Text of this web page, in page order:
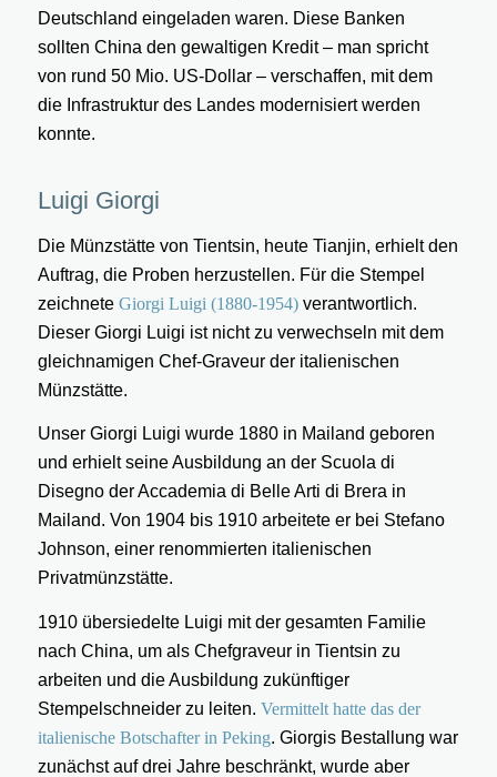
Deutschland eingeladen waren. Diese Banken
sollten China den gewaltigen Kredit – man spricht
von rund 50 Mio. US-Dollar – verschaffen, mit dem
die Infrastruktur des Landes modernisiert werden
konnte.
Luigi Giorgi
Die Münzstätte von Tientsin, heute Tianjin, erhielt den
Auftrag, die Proben herzustellen. Für die Stempel
zeichnete Giorgi Luigi (1880-1954)verantwortlich.
Dieser Giorgi Luigi ist nicht zu verwechseln mit dem
gleichnamigen Chef-Graveur der italienischen
Münzstätte.
Unser Giorgi Luigi wurde 1880 in Mailand geboren
und erhielt seine Ausbildung an der Scuola di
Disegno der Accademia di Belle Arti di Brera in
Mailand. Von 1904 bis 1910 arbeitete er bei Stefano
Johnson, einer renommierten italienischen
Privatmünzstätte.
1910 übersiedelte Luigi mit der gesamten Familie
nach China, um als Chefgraveur in Tientsin zu
arbeiten und die Ausbildung zukünftiger
Stempelschneider zu leiten. Vermittelt hatte das der
italienische Botschafter in Peking. Giorgis Bestallung war
zunächst auf drei Jahre beschränkt, wurde aber